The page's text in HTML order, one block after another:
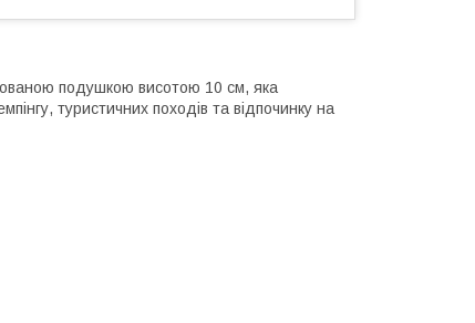
подушкою висотою 10 см, яка
туристичних походів та відпочинку на